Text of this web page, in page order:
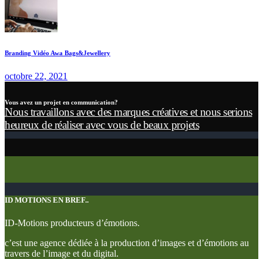
Branding Vidéo Awa Bags&Jewellery
octobre 22, 2021
Vous avez un projet en communication?
Nous travaillons avec des marques créatives et nous serions
heureux de réaliser avec vous de beaux projets
ID MOTIONS EN BREF..
ID-Motions producteurs d’émotions.
c’est une agence dédiée à la production d’images et d’émotions au
travers de l’image et du digital.